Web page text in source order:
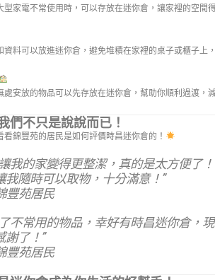
型家電不常使用時，可以存放在迷你倉，讓家裡的空間
資料可以放進迷你倉，避免堆積在家裡的桌子或櫃子上
處安放的物品可以先存放在迷你倉，幫助你順利過渡，
們不只是說說而已！
看錦豐苑的居民是如何評價時昌迷你倉的！
我的家變得更整潔，真的是太方便了
我隨時可以取物，十分滿意！”
豐苑居民
不常用的物品，幸好有時昌迷你倉，
謝了！”
豐苑居民